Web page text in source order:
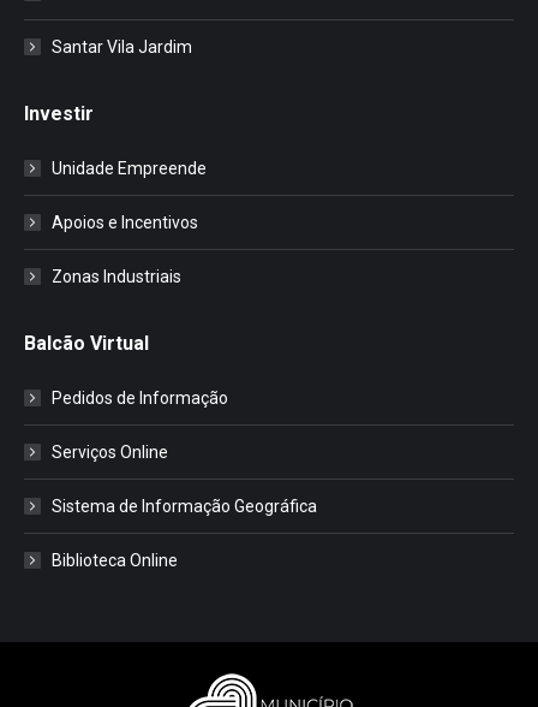
Santar Vila Jardim
Investir
Unidade Empreende
Apoios e Incentivos
Zonas Industriais
Balcão Virtual
Pedidos de Informação
Serviços Online
Sistema de Informação Geográfica
Biblioteca Online